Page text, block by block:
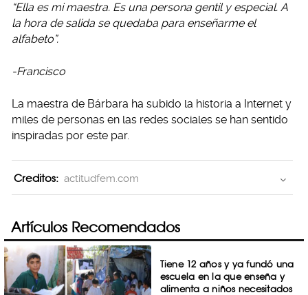
“Ella es mi maestra. Es una persona gentil y especial. A
la hora de salida se quedaba para enseñarme el
alfabeto”.
-Francisco
La maestra de Bárbara ha subido la historia a Internet y
miles de personas en las redes sociales se han sentido
inspiradas por este par.
Creditos: actitudfem.com
Artículos Recomendados
Tiene 12 años y ya fundó una
escuela en la que enseña y
alimenta a niños necesitados